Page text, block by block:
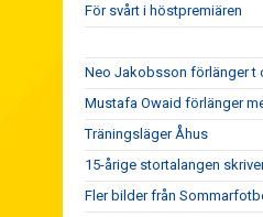
För svårt i höstpremiären
Neo Jakobsson förlänger t
Mustafa Owaid förlänger
Träningsläger Åhus
15-årige stortalangen
Fler bilder från